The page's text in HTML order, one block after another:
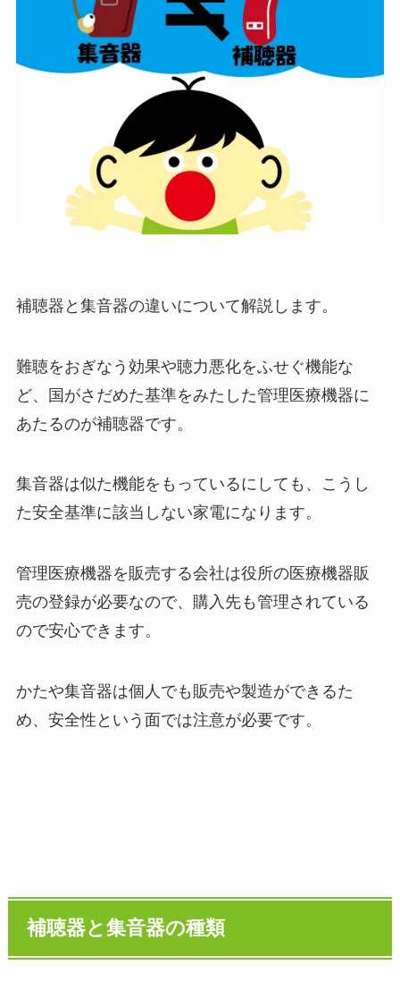
補聴器と集音器の違いについて解説します。
難聴をおぎなう効果や聴力悪化をふせぐ機能な
ど、国がさだめた基準をみたした管理医療機器に
あたるのが補聴器です。
集音器は似た機能をもっているにしても、こうし
た安全基準に該当しない家電になります。
管理医療機器を販売する会社は役所の医療機器販
売の登録が必要なので、購入先も管理されている
ので安心できます。
かたや集音器は個人でも販売や製造ができるた
め、安全性という面では注意が必要です。
補聴器と集音器の種類